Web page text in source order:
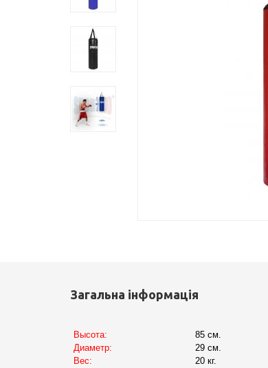
Загальна інформація
Высота:
85 см.
Диаметр:
29 см.
Вес:
20 кг.